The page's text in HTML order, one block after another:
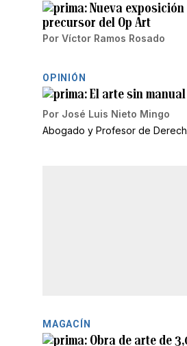
Nueva
precursor del Op Art
Por Víctor Ramos Rosado
OPINIÓN
El arte sin
Por José Luis Nieto Mingo
Abogado y Profesor de
MAGACÍN
Obra de arte de